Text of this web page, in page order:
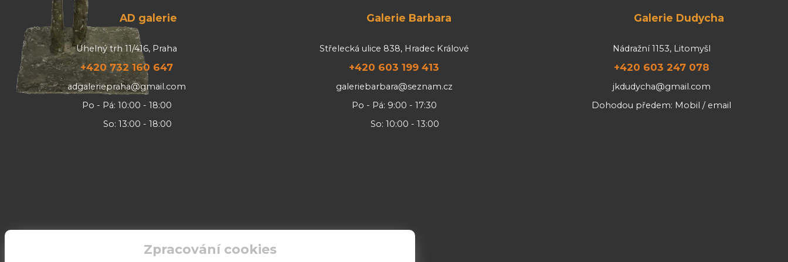
AD galerie
Uhelný trh 11/416, Praha
+420 732 160 647
adgaleriepraha@gmail.com
Po - Pá: 10:00 - 18:00
So: 13:00 - 18:00
Galerie Barbara
Střelecká ulice 838, Hradec Králové
+420 603 199 413
galeriebarbara@seznam.cz
Po - Pá: 9:00 - 17:30
So: 10:00 - 13:00
Galerie Dudycha
Nádražní 1153, Litomyšl
+420 603 247 078
jkdudycha@gmail.com
Dohodou předem: Mobil / email
Zpracování cookies